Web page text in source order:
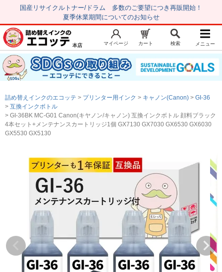
国産リサイクルトナー/ドラム 多数のご要望につき再販開始！
夏季休業期間についてのお知らせ
新規会員登録 マイページ
トップページ お気に入り
注文履歴 レビュー履歴
はじめての方へ
初心者用セット
キャノンインク
エプソンインク
ブラザーインク
詰め替えインク
互換インクボトル
互換インクカートリッジ
本店 マイページ カート 検索 メニュー
詰め替えインクのエコッテ プリンター用インク キャノン(Canon)
GI-36
互換インクボトル
GI-36BK MC-G01 Canon(キヤノン/キャノン) 互換インクボトル 顔料ブラック
4本セット+メンテナンスカートリッジ1個 GX7130 GX7030 GX6530 GX6030
GX5530 GX5130